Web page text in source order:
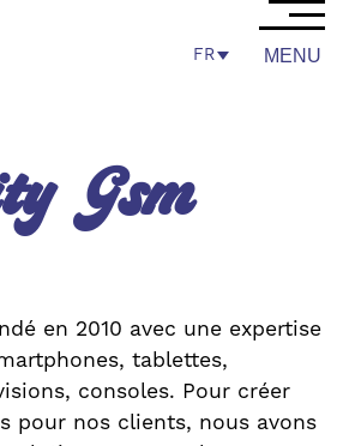
FR MENU
Gsm
en 2010 avec une expertise
tablettes,
consoles. Pour créer
pour nos clients, nous avons